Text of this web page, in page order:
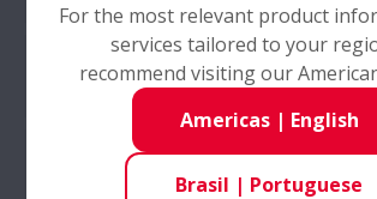
Companhia
Automotivo
Rolamentos de Esferas
Rolamentos de Rolos
For the most relevant product
services tailored to your
recommend visiting our
Americas| English
Brasil | Portuguese